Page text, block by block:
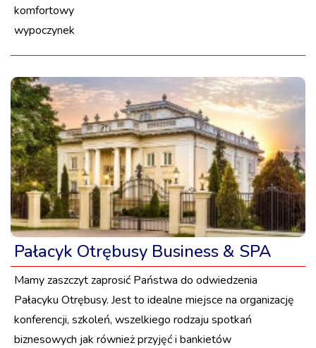
komfortowy
wypoczynek
Pałacyk Otrębusy Business & SPA
Mamy zaszczyt zaprosić Państwa do odwiedzenia
Pałacyku Otrębusy. Jest to idealne miejsce na organizację
konferencji, szkoleń, wszelkiego rodzaju spotkań
biznesowych jak również przyjęć i bankietów